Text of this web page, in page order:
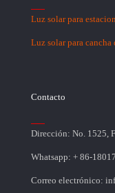
Luz solar para
Luz solar para cancha
Contacto
Dirección: No. 1525,
Whatsapp: + 86-
Correo electrónico: